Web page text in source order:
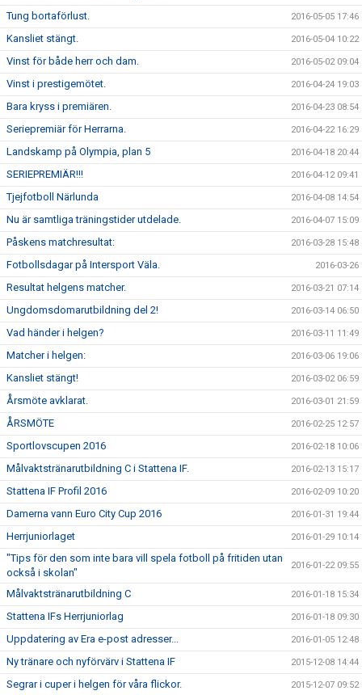
Tung bortaförlust. 2016-05-05 17:46
Kansliet stängt. 2016-05-04 10:22
Vinst för både herr och dam. 2016-05-02 09:04
Vinst i prestigemötet. 2016-04-24 19:03
Bara kryss i premiären. 2016-04-23 08:54
Seriepremiär för Herrarna. 2016-04-22 16:29
Landskamp på Olympia, plan 5 2016-04-18 20:44
SERIEPREMIÄR!!! 2016-04-12 09:41
Tjejfotboll Närlunda 2016-04-08 14:54
Nu är samtliga träningstider utdelade. 2016-04-07 15:09
Påskens matchresultat: 2016-03-28 15:48
Fotbollsdagar på Intersport Väla. 2016-03-26
Resultat helgens matcher. 2016-03-21 07:14
Ungdomsdomarutbildning del 2! 2016-03-14 06:50
Vad händer i helgen? 2016-03-11 11:49
Matcher i helgen: 2016-03-06 19:06
Kansliet stängt! 2016-03-02 06:59
Årsmöte avklarat. 2016-03-01 21:59
ÅRSMÖTE 2016-02-25 12:57
Sportlovscupen 2016 2016-02-18 10:06
Målvaktstränarutbildning C i Stattena IF. 2016-02-13 15:17
Stattena IF Profil 2016 2016-02-09 10:20
Damerna vann Euro City Cup 2016 2016-01-31 19:44
Herrjuniorlaget 2016-01-29 10:14
"Tips för den som inte bara vill spela fotboll på fritiden utan
också i skolan"
2016-01-22 09:55
Målvaktstränarutbildning C 2016-01-18 15:34
Stattena IFs Herrjuniorlag 2016-01-18 09:30
Uppdatering av Era e-post adresser... 2016-01-05 12:48
Ny tränare och nyförvärv i Stattena IF 2015-12-08 14:44
Segrar i cuper i helgen för våra flickor. 2015-12-07 09:52